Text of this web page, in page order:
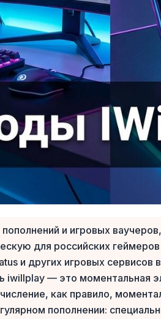
и игровых
для российских
и других игровых
iwillplay — это моментальная
как правило,
пополнении: